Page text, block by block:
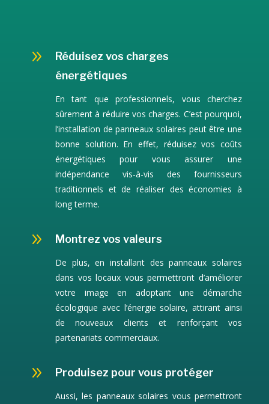
9
Réduisez vos charges
énergétiques
En tant que professionnels, vous cherchez
sûrement à réduire vos charges. C’est pourquoi,
l’installation de panneaux solaires peut être une
bonne solution. En effet, réduisez vos coûts
énergétiques pour vous assurer une
indépendance vis-à-vis des fournisseurs
traditionnels et de réaliser des économies à
long terme.
9 Montrez vos valeurs
De plus, en installant des panneaux solaires
dans vos locaux vous permettront d’améliorer
votre image en adoptant une démarche
écologique avec l’énergie solaire, attirant ainsi
de nouveaux clients et renforçant vos
partenariats commerciaux.
9 Produisez pour vous protéger
Aussi, les panneaux solaires vous permettront